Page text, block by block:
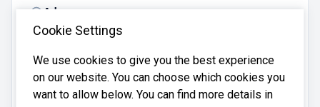
Adresse:
Nordre Skånevei 11, 3180 Nykirke
Skaane Regnskap AS er registrert i
Brønnøysundregistrenemed organisasjonsnummer
916608020.
Cookie Settings
We use cookies to give you the best experience
on our website. You can choose which cookies you
want to allow below. You can find more details in